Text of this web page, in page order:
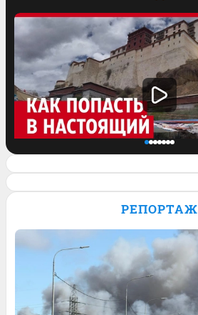
Что увидел там бывалый
Обсудить
РЕПОРТАЖ